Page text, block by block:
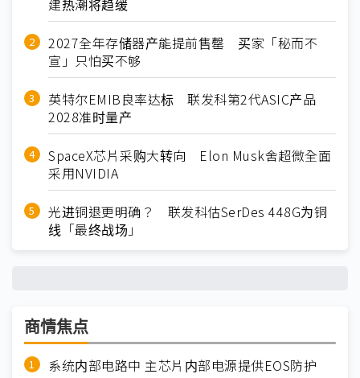
建热潮将趋缓
2027全年存储器产能提前售罄 买家「秘而不
宣」只怕买不够
英特尔EMIB良率达标 联发科第2代ASIC产品
2028准时量产
SpaceX芯片采购大转向 Elon Musk舍超微全面
采用NVIDIA
光进铜退更明确？ 联发科估SerDes 448G为铜
线「最终战场」
商情焦点
系统内部电路中 主芯片内部电源提供EOS防护